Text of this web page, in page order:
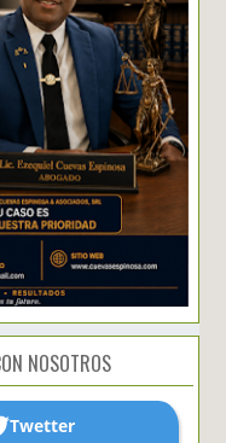
NOSOTROS
Twetter